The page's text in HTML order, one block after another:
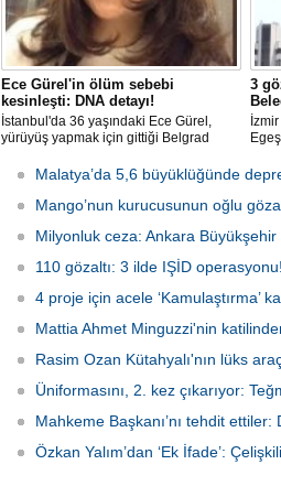
Ece Gürel'in ölüm sebebi
kesinleşti: DNA detayı!
İstanbul'da 36 yaşındaki Ece Gürel,
yürüyüş yapmak için gittiği Belgrad
karıştı. 4 gün sonra sağ bulunan ancak
kaldırıldığı hastanede hayatını
kaybeden Ece'nin ölümüyle ilgili
çeken detaylar yer aldı.
3
Malatya’da 5,6 büyüklüğünde
Mango’nun kurucusunun oğlu
Milyonluk ceza: Ankara Büyükşehir
110 gözaltı: 3 ilde IŞİD operasyonu!
4 proje için acele ‘Kamulaştırma’
Mattia Ahmet Minguzzi'nin
Rasim Ozan Kütahyalı'nın lüks
Üniformasını, 2. kez çıkarıyor:
Mahkeme Başkanı’nı tehdit ettiler:
Özkan Yalım’dan ‘Ek İfade’: